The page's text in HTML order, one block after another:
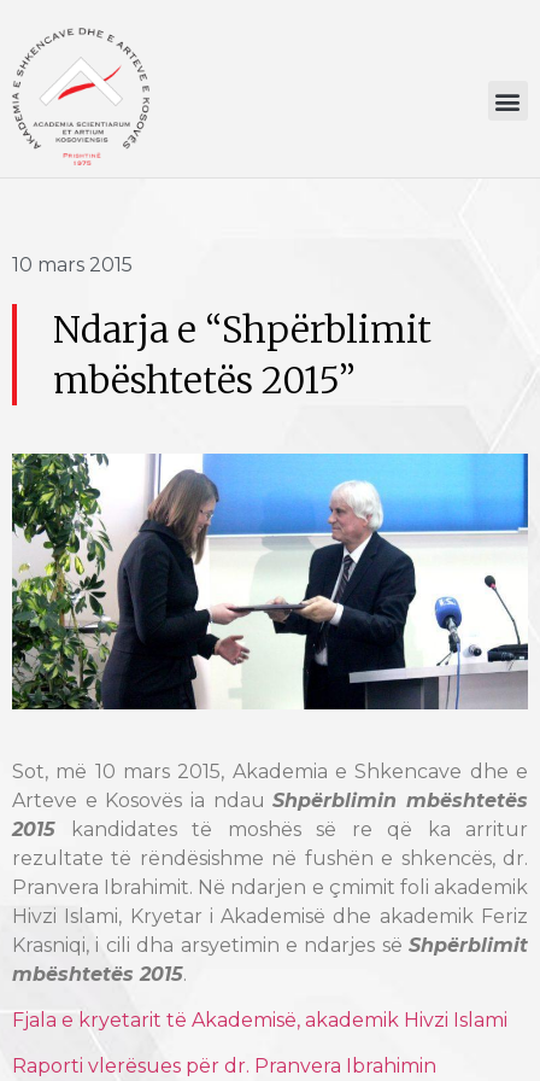
10 mars 2015
Ndarja e “Shpërblimit
mbështetës 2015”
Sot, më 10 mars 2015, Akademia e Shkencave dhe e
Arteve e Kosovës ia ndauShpërblimin mbështetës
2015 kandidates të moshës së re që ka arritur
rezultate të rëndësishme në fushën e shkencës, dr.
Pranvera Ibrahimit. Në ndarjen e çmimit foli akademik
Hivzi Islami, Kryetar i Akademisë dhe akademik Feriz
Krasniqi, i cili dha arsyetimin e ndarjes së Shpërblimit
mbështetës 2015.
Fjala e kryetarit të Akademisë, akademik Hivzi Islami
Raporti vlerësues për dr. Pranvera Ibrahimin